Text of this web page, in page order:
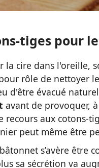
tiges pour
la cire dans l'oreille,
rôle de nettoyer
d'être évacué
avant de provoquer,
recours aux cotons-
peut même être
s’avère être
sa sécrétion va